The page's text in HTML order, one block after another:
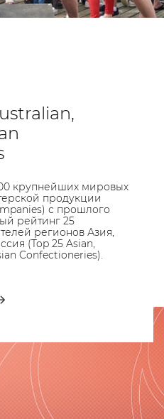
крупнейших мировых
продукции
с прошлого
рейтинг 25
регионов Азия,
(Top 25 Asian,
Confectioneries).